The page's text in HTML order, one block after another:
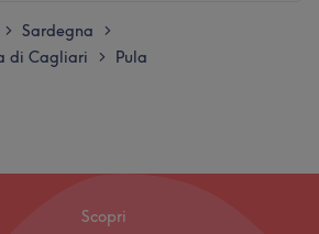
> Sardegna >
di Cagliari > Pula
Scopri